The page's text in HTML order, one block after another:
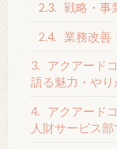
2.3. 戦略・事
2.4. 業務改善
3.
アクアード
語る魅力・やり
4.
アクアード
人財サービス部